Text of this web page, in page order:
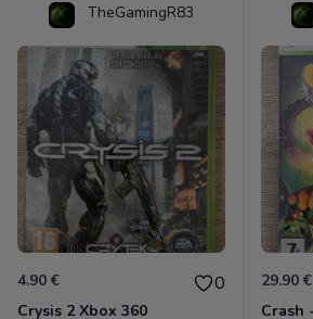
TheGamingR83
4.90 € 0
Crysis 2 Xbox 360
29.90 €